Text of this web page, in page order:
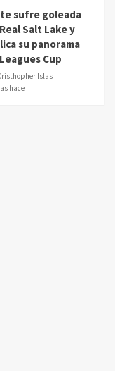
sufre goleada
Salt Lake y
su panorama
Cup
Islas
hace